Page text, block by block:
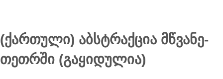
(ქართული) აბსტრაქცია მწვანე-
თეთრში (გაყიდულია)